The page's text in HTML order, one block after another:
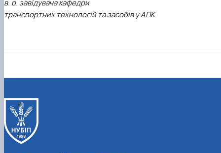
в. о. завідувача кафедри
транспортних технологій та засобів у АПК